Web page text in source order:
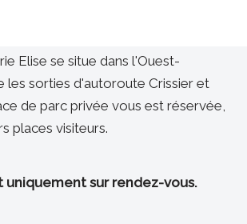
Elise se situe dans l'Ouest-
les sorties d'autoroute Crissier et
de parc privée vous est réservée,
places visiteurs.
uniquement sur rendez-vous.